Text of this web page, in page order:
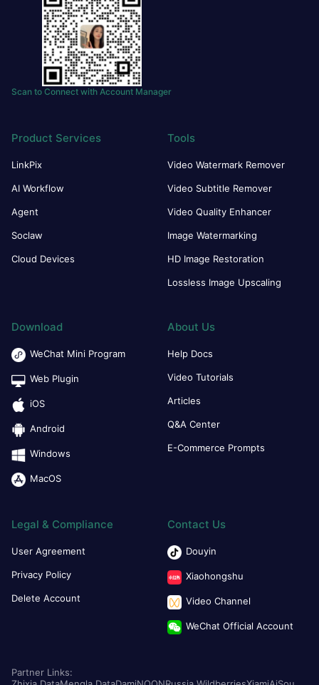
Scan to Connect with Account Manager
Product Services
LinkPix
AI Workflow
Agent
Soclaw
Cloud Devices
Tools
Video Watermark Remover
Video Subtitle Remover
Video Quality Enhancer
Image Watermarking
HD Image Restoration
Lossless Image Upscaling
Download
WeChat Mini Program
Web Plugin
iOS
Android
Windows
MacOS
About Us
Help Docs
Video Tutorials
Articles
Q&A Center
E-Commerce Prompts
Legal & Compliance
User Agreement
Privacy Policy
Delete Account
Contact Us
Douyin
Xiaohongshu
Video Channel
WeChat Official Account
Partner Links: